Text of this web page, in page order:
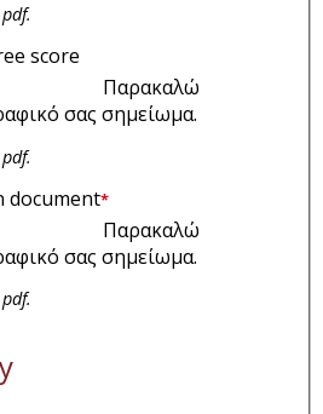
score
Παρακαλώ
σας σημείωμα.
document*
Παρακαλώ
σας σημείωμα.